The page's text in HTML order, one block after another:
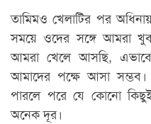
তামিমও খেলাটির পর
সময়ে ওদের সঙ্গে আমরা
আমরা খেলে আসছি,
আমাদের পক্ষে আসা
পারলে পরে যে কোনো
অনেক দূর।